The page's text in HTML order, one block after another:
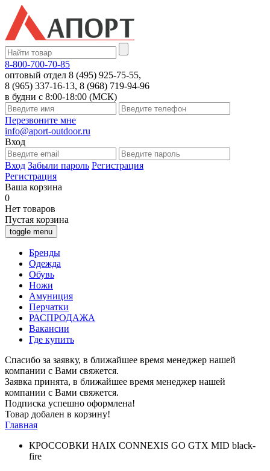
8-800-700-70-85
оптовый отдел 8 (495) 925-75-55,
8 (965) 337-16-13, 8 (968) 719-94-96
в будни с 8:00-18:00 (МСК)
Перезвоните мне
info@aport-outdoor.ru
Вход
Вход Забыли пароль Регистрация
Регистрация
Ваша корзина
0
Нет товаров
Пустая корзина
toggle menu
Бренды
Одежда
Обувь
Ножи
Амуниция
Перчатки
РАСПРОДАЖА
Вакансии
Где купить
Спасибо за заявку, в ближайшее время менеджер нашей
компании с Вами свяжется.
Заявка принята, в ближайшее время менеджер нашей
компании с Вами свяжется.
Подписка успешно оформлена!
Товар добален в корзину!
Главная
КРОССОВКИ HAIX CONNEXIS GO GTX MID black-
fire